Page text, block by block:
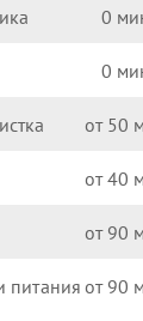
0
0
50
40
90
питания 90